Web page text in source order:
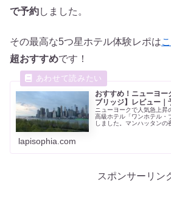
で予約しました。
その最高な5つ星ホテル体験レポは
超おすすめです！
おすすめ！ニューヨ
ブリッジ】レビュー｜
ニューヨークで人気急上昇
高級ホテル「ワンホテル・
しました。マンハッタンの
る空間でしたよ。エココン
lapisophia.com
スポンサーリン